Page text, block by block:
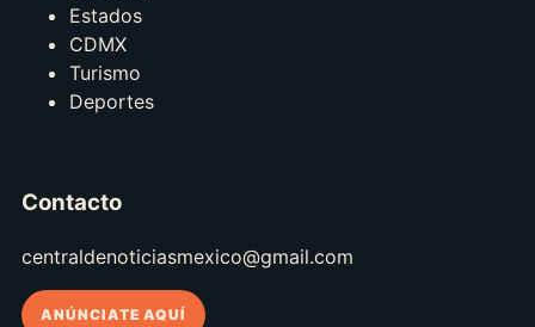
Estados
CDMX
Turismo
Deportes
Contacto
centraldenoticiasmexico@gmail.com
ANÚNCIATE AQUÍ